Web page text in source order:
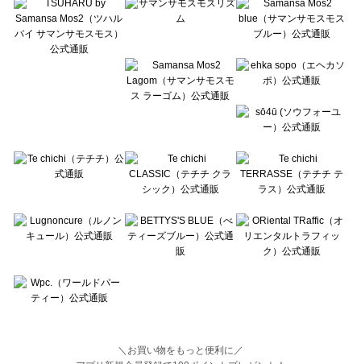
Lugnoncure（ルノンキュール）の一覧
BETTY'S BLUE（べティーズブルー）の一覧
Wpc.（ワールドパーティー）の一覧
＼お買い物をもっと便利に／